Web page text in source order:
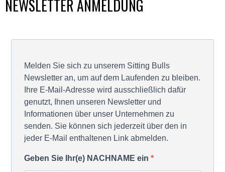
NEWSLETTER ANMELDUNG
Melden Sie sich zu unserem Sitting Bulls
Newsletter an, um auf dem Laufenden zu bleiben.
Ihre E-Mail-Adresse wird ausschließlich dafür
genutzt, Ihnen unseren Newsletter und
Informationen über unser Unternehmen zu
senden. Sie können sich jederzeit über den in
jeder E-Mail enthaltenen Link abmelden.
Geben Sie Ihr(e) NACHNAME ein